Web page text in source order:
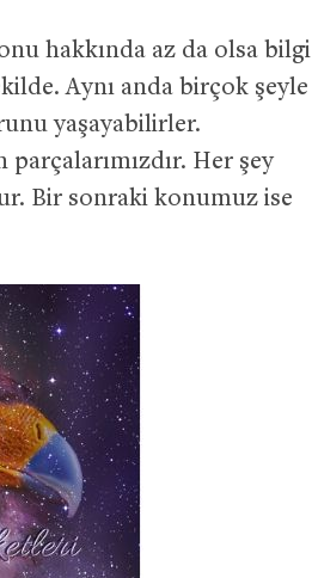
hakkında az da olsa bilgi
Aynı anda birçok şeyle
yaşayabilirler.
Her şey
Bir sonraki konumuz ise